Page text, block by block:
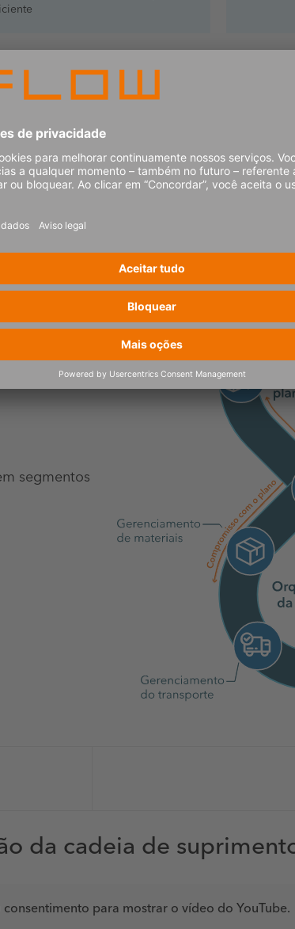
segmentos
da cadeia de
consentimento para mostrar o vídeo do YouTube.